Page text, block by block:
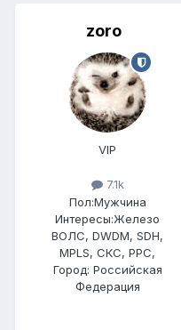
zoro
VIP
7.1k
Пол:Мужчина
Интересы:Железо
ВОЛС, DWDM, SDH,
MPLS, СКС, РРС,
Город: Российская
Федерация